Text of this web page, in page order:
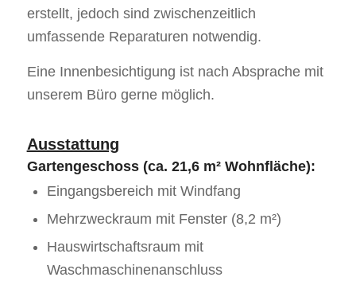
erstellt, jedoch sind zwischenzeitlich
umfassende Reparaturen notwendig.
Eine Innenbesichtigung ist nach Absprache mit
unserem Büro gerne möglich.
Ausstattung
Gartengeschoss (ca. 21,6 m² Wohnfläche):
Eingangsbereich mit Windfang
Mehrzweckraum mit Fenster (8,2 m²)
Hauswirtschaftsraum mit
Waschmaschinenanschluss